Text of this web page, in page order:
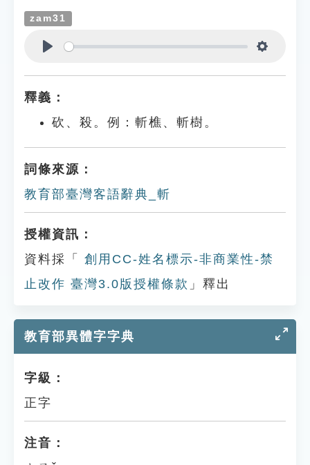
zam31
釋義：
砍、殺。例：斬樵、斬樹。
詞條來源：
教育部臺灣客語辭典_斬
授權資訊：
資料採「
創用CC-姓名標示-非商業性-禁
止改作 臺灣3.0版授權條款 」釋出
教育部異體字字典
字級：
正字
注音：